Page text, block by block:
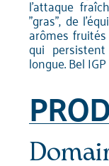
l'attaque
"gras", de
arômes
qui
longue. Bel